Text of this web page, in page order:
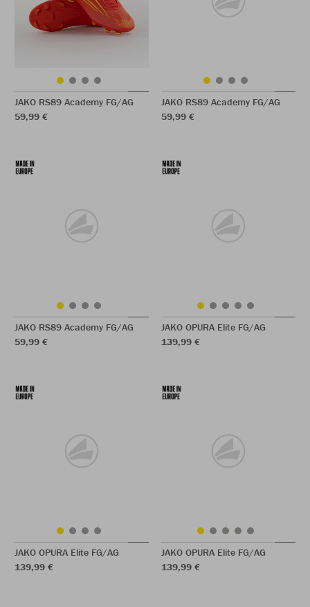
JAKO RS89 Academy FG/AG
59,99 €
JAKO RS89 Academy FG/AG
59,99 €
JAKO RS89 Academy FG/AG
59,99 €
JAKO OPURA Elite FG/AG
139,99 €
JAKO OPURA Elite FG/AG
139,99 €
JAKO OPURA Elite FG/AG
139,99 €